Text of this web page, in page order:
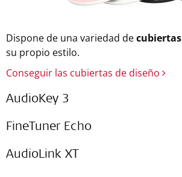
Dispone de una variedad decubiertas
su propio estilo.
Conseguir las cubiertas de diseño
AudioKey 3
FineTuner Echo
AudioLink XT